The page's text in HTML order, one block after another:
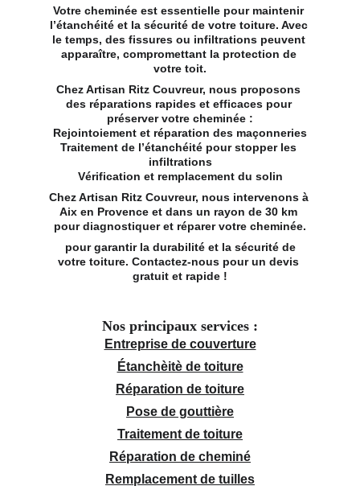
Votre cheminée est essentielle pour maintenir
l’étanchéité et la sécurité de votre toiture. Avec
le temps, des fissures ou infiltrations peuvent
apparaître, compromettant la protection de
votre toit.
Chez Artisan Ritz Couvreur, nous proposons
des réparations rapides et efficaces pour
préserver votre cheminée :
Rejointoiement et réparation des maçonneries
Traitement de l’étanchéité pour stopper les
infiltrations
Vérification et remplacement du solin
Chez Artisan Ritz Couvreur, nous intervenons à
Aix en Provence et dans un rayon de 30 km
pour diagnostiquer et réparer votre cheminée.
votre toiture. Contactez-nous pour un devis
gratuit et rapide !
Nos principaux services :
Entreprise de couverture
Étanchèitè de toiture
Réparation de toiture
Pose de gouttière
Traitement de toiture
Réparation de cheminé
Remplacement de tuilles